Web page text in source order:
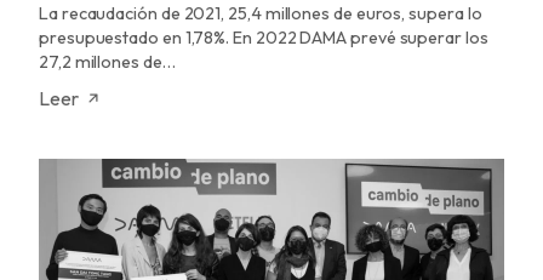
La recaudación de 2021, 25,4 millones de euros, supera lo
presupuestado en 1,78%. En 2022 DAMA prevé superar los
27,2 millones de…
Leer